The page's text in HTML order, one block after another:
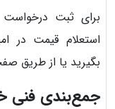
برای ثبت
استعلام قیمت در
بگیرید یا از طریق
جمع‌بندی فنی